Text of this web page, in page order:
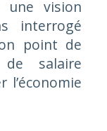
une vision
interrogé
point de
salaire